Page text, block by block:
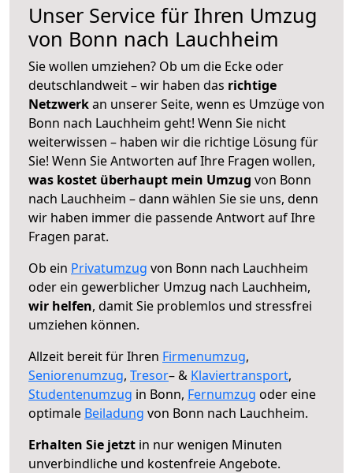
Unser Service für Ihren Umzug
von Bonn nach Lauchheim
Sie wollen umziehen? Ob um die Ecke oder
deutschlandweit – wir haben das richtige
Netzwerkan unserer Seite, wenn es Umzüge von
Bonn nach Lauchheim geht! Wenn Sie nicht
weiterwissen – haben wir die richtige Lösung für
Sie! Wenn Sie Antworten auf Ihre Fragen wollen,
was kostet überhaupt mein Umzug von Bonn
nach Lauchheim – dann wählen Sie sie uns, denn
wir haben immer die passende Antwort auf Ihre
Fragen parat.
Ob ein Privatumzug von Bonn nach Lauchheim
oder ein gewerblicher Umzug nach Lauchheim,
wir helfen, damit Sie problemlos und stressfrei
umziehen können.
Allzeit bereit für Ihren Firmenumzug,
Seniorenumzug, Tresor– & Klaviertransport,
Studentenumzug in Bonn, Fernumzug oder eine
optimale Beiladung von Bonn nach Lauchheim.
Erhalten Sie jetzt in nur wenigen Minuten
unverbindliche und kostenfreie Angebote.